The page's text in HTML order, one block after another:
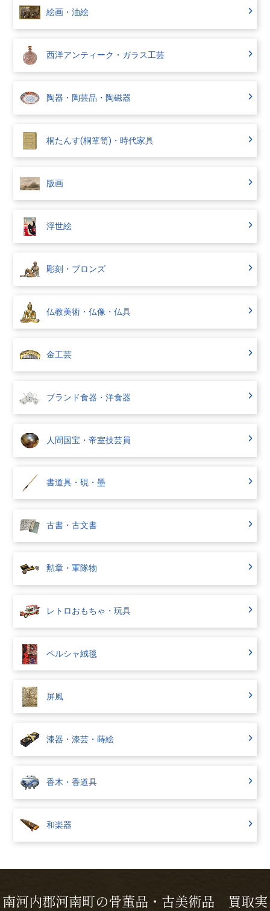
絵画・油絵
西洋アンティーク・ガラス工芸
陶器・陶芸品・陶磁器
桐たんす(桐箪笥)・時代家具
版画
浮世絵
彫刻・ブロンズ
仏教美術・仏像・仏具
金工芸
ブランド食器・洋食器
人間国宝・帝室技芸員
書道具・硯・墨
古書・古文書
勲章・軍隊物
レトロおもちゃ・玩具
ペルシャ絨毯
屏風
漆器・漆芸・蒔絵
香木・香道具
和楽器
南河内郡河南町の骨董品・古美術品 買取実